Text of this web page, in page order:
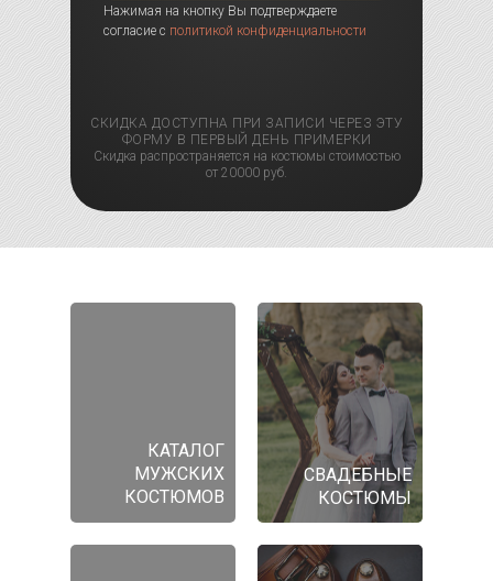
СКИДКА ДОСТУПНА ПРИ ЗАПИСИ ЧЕРЕЗ ЭТУ
ФОРМУ В ПЕРВЫЙ ДЕНЬ ПРИМЕРКИ
Скидка распространяется на костюмы стоимостью
от 20000 руб.
Нажимая на кнопку Вы подтверждаете
согласие с политикой конфиденциальности
КАТАЛОГ
МУЖСКИХ
КОСТЮМОВ
СВАДЕБНЫЕ
КОСТЮМЫ